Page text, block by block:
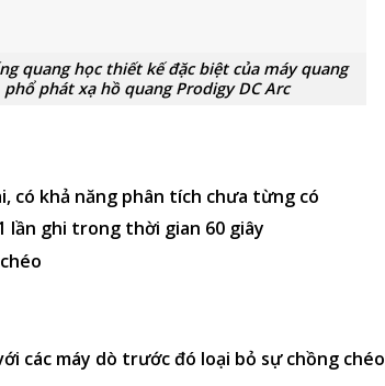
quang học thiết kế đặc biệt của máy quang
phổ phát xạ hồ quang Prodigy DC Arc
có khả năng phân tích chưa từng có
lần ghi trong thời gian 60 giây
các máy dò trước đó loại bỏ sự chồng chéo